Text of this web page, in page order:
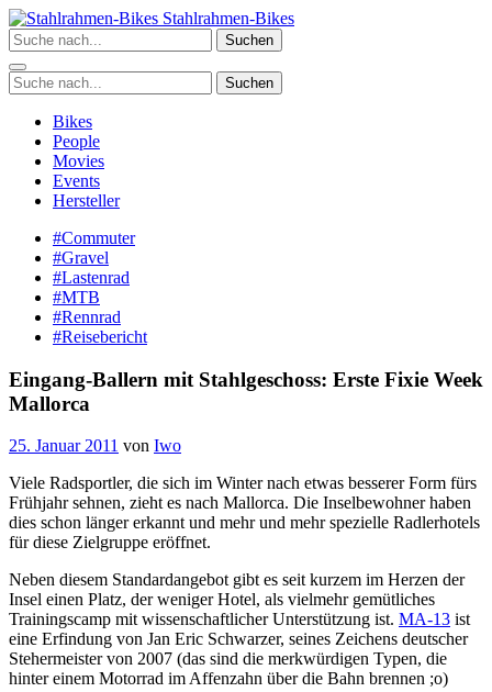
Zum
Inhalt
springen
Stahlrahmen-Bikes
Suchen
Suchen
Bikes
People
Movies
Events
Hersteller
#Commuter
#Gravel
#Lastenrad
#MTB
#Rennrad
#Reisebericht
Eingang-Ballern mit Stahlgeschoss: Erste Fixie Week
Mallorca
25. Januar 2011 von Iwo
Viele Radsportler, die sich im Winter nach etwas besserer Form fürs
Frühjahr sehnen, zieht es nach Mallorca. Die Inselbewohner haben
dies schon länger erkannt und mehr und mehr spezielle Radlerhotels
für diese Zielgruppe eröffnet.
Neben diesem Standardangebot gibt es seit kurzem im Herzen der
Insel einen Platz, der weniger Hotel, als vielmehr gemütliches
Trainingscamp mit wissenschaftlicher Unterstützung ist. MA-13 ist
eine Erfindung von Jan Eric Schwarzer, seines Zeichens deutscher
Stehermeister von 2007 (das sind die merkwürdigen Typen, die
hinter einem Motorrad im Affenzahn über die Bahn brennen ;o)